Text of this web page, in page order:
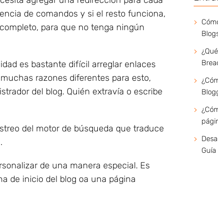
de comandos y si el resto funciona,
para que no tenga ningún
es bastante difícil arreglar enlaces
razones diferentes para esto,
del blog. Quién extravía o escribe
del motor de búsqueda que traduce
de una manera especial. Es
de inicio del blog oa una página
Guía